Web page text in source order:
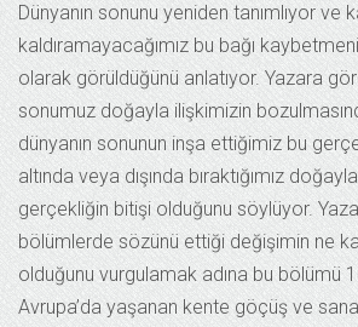
Dünyanın sonunu yeniden tanımlıyor ve
kaldıramayacağımız bu bağı
olarak görüldüğünü anlatıyor. Yazara
sonumuz doğayla ilişkimizin
dünyanın sonunun inşa ettiğimiz bu
altında veya dışında bıraktığımız
gerçekliğin bitişi olduğunu söylüyor.
bölümlerde sözünü ettiği değişimin ne
olduğunu vurgulamak adına bu bölümü
Avrupa’da yaşanan kente göçüş ve